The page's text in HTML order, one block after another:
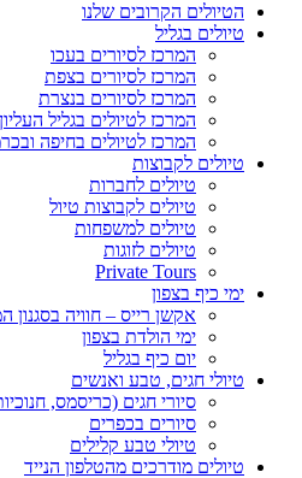
הטיולים הקרובים שלנו
טיולים בגליל
המרכז לסיורים בעכו
המרכז לסיורים בצפת
המרכז לסיורים בנצרת
המרכז לטיולים בגליל העליון
המרכז לטיולים בחיפה
טיולים לקבוצות
טיולים לחברות
טיולים לקבוצות טיול
טיולים למשפחות
טיולים לזוגות
Private Tours
ימי כיף בצפון
אקשן רייס – חוויה בסגנון
ימי הולדת בצפון
יום כיף בגליל
טיולי חגים, טבע ואנשים
סיורי חגים (כריסמס,
סיורים בכפרים
טיולי טבע קלילים
טיולים מודרכים מהטלפון הנייד